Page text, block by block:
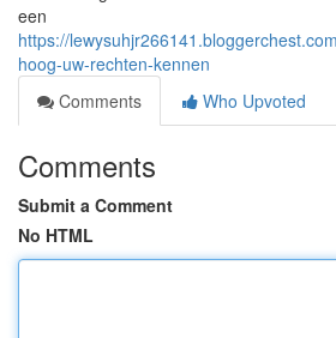
een
https://
hoog-uw-rechten-kennen
Comments
Who Upvoted
Comments
Submit a Comment
No HTML